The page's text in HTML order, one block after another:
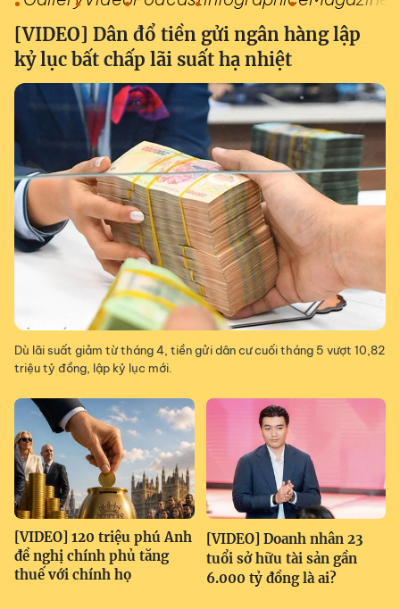
[VIDEO] Dân đổ tiền gửi ngân hàng lập
kỷ lục bất chấp lãi suất hạ nhiệt
Dù lãi suất giảm từ tháng 4, tiền gửi dân cư cuối tháng 5 vượt 10,82
triệu tỷ đồng, lập kỷ lục mới.
[VIDEO] 120 triệu phú Anh
đề nghị chính phủ tăng
thuế với chính họ
[VIDEO] Doanh nhân 23
tuổi sở hữu tài sản gần
6.000 tỷ đồng là ai?